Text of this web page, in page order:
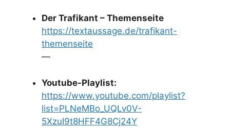
Der Trafikant – Themenseite
https://textaussage.de/trafikant-
themenseite
—
Youtube-Playlist:
https://www.youtube.com/playlist?
list=PLNeMBo_UQLv0V-
5XzuI9t8HFF4G8Cj24Y